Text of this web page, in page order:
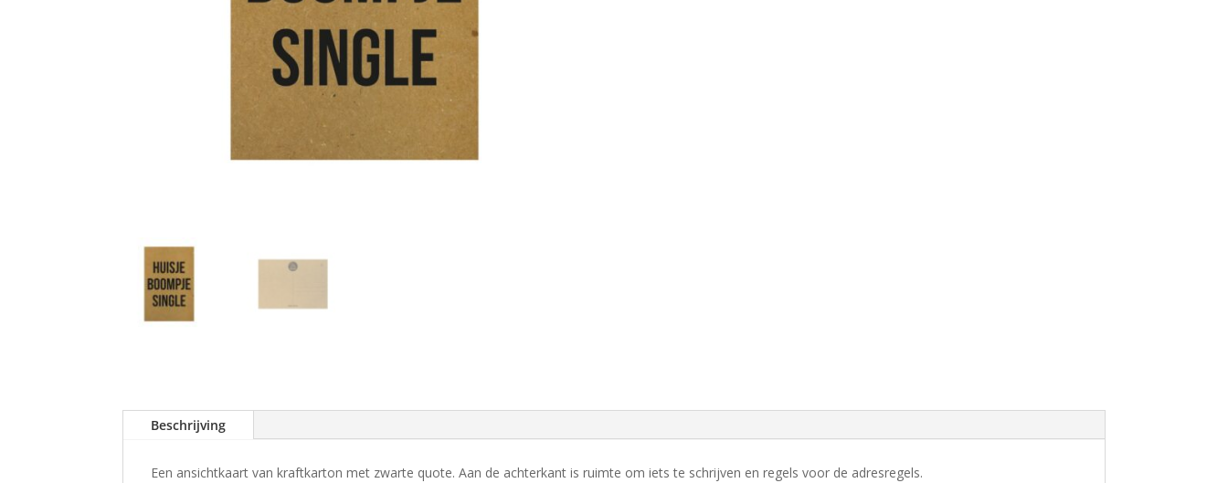
Beschrijving
Een ansichtkaart van kraftkarton met zwarte quote. Aan de achterkant is ruimte om iets te schrijven en regels voor de adresregels.